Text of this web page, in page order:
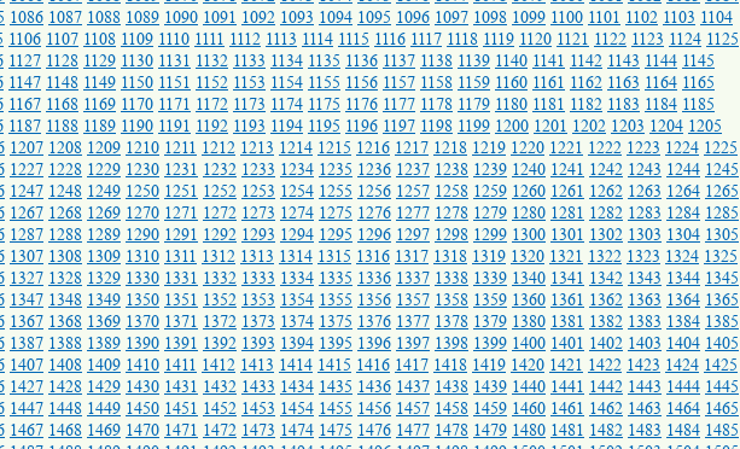
1086 1087 1088 1089 1090 1091 1092 1093 1094 1095 1096 1097 1098 1099 1100 1101 1102 1103 1104
1106 1107 1108 1109 1110 1111 1112 1113 1114 1115 1116 1117 1118 1119 1120 1121 1122 1123 1124 1125
1127 1128 1129 1130 1131 1132 1133 1134 1135 1136 1137 1138 1139 1140 1141 1142 1143 1144 1145
1147 1148 1149 1150 1151 1152 1153 1154 1155 1156 1157 1158 1159 1160 1161 1162 1163 1164 1165
1167 1168 1169 1170 1171 1172 1173 1174 1175 1176 1177 1178 1179 1180 1181 1182 1183 1184 1185
1187 1188 1189 1190 1191 1192 1193 1194 1195 1196 1197 1198 1199 1200 1201 1202 1203 1204 1205
1207 1208 1209 1210 1211 1212 1213 1214 1215 1216 1217 1218 1219 1220 1221 1222 1223 1224 1225
1227 1228 1229 1230 1231 1232 1233 1234 1235 1236 1237 1238 1239 1240 1241 1242 1243 1244 1245
1247 1248 1249 1250 1251 1252 1253 1254 1255 1256 1257 1258 1259 1260 1261 1262 1263 1264 1265
1267 1268 1269 1270 1271 1272 1273 1274 1275 1276 1277 1278 1279 1280 1281 1282 1283 1284 1285
1287 1288 1289 1290 1291 1292 1293 1294 1295 1296 1297 1298 1299 1300 1301 1302 1303 1304 1305
1307 1308 1309 1310 1311 1312 1313 1314 1315 1316 1317 1318 1319 1320 1321 1322 1323 1324 1325
1327 1328 1329 1330 1331 1332 1333 1334 1335 1336 1337 1338 1339 1340 1341 1342 1343 1344 1345
1347 1348 1349 1350 1351 1352 1353 1354 1355 1356 1357 1358 1359 1360 1361 1362 1363 1364 1365
1367 1368 1369 1370 1371 1372 1373 1374 1375 1376 1377 1378 1379 1380 1381 1382 1383 1384 1385
1387 1388 1389 1390 1391 1392 1393 1394 1395 1396 1397 1398 1399 1400 1401 1402 1403 1404 1405
1407 1408 1409 1410 1411 1412 1413 1414 1415 1416 1417 1418 1419 1420 1421 1422 1423 1424 1425
1427 1428 1429 1430 1431 1432 1433 1434 1435 1436 1437 1438 1439 1440 1441 1442 1443 1444 1445
1447 1448 1449 1450 1451 1452 1453 1454 1455 1456 1457 1458 1459 1460 1461 1462 1463 1464 1465
1467 1468 1469 1470 1471 1472 1473 1474 1475 1476 1477 1478 1479 1480 1481 1482 1483 1484 1485